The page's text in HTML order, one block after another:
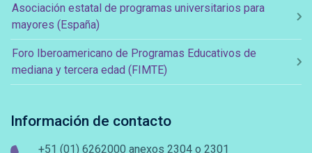
Asociación estatal de programas universitarios para
mayores (España)
Foro Iberoamericano de Programas Educativos de
mediana y tercera edad (FIMTE)
Información de contacto
+51 (01) 6262000 anexos 2304 o 2301